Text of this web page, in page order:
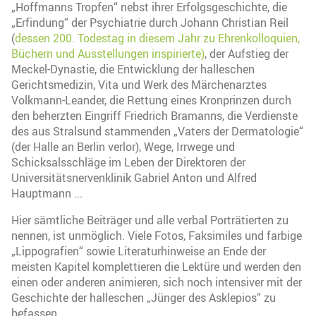
„Hoffmanns Tropfen“ nebst ihrer Erfolgsgeschichte, die
„Erfindung“ der Psychiatrie durch Johann Christian Reil
(dessen 200. Todestag in diesem Jahr zu Ehrenkolloquien,
Büchern und Ausstellungen inspirierte), der Aufstieg der
Meckel-Dynastie, die Entwicklung der halleschen
Gerichtsmedizin, Vita und Werk des Märchenarztes
Volkmann-Leander, die Rettung eines Kronprinzen durch
den beherzten Eingriff Friedrich Bramanns, die Verdienste
des aus Stralsund stammenden „Vaters der Dermatologie“
(der Halle an Berlin verlor), Wege, Irrwege und
Schicksalsschläge im Leben der Direktoren der
Universitätsnervenklinik Gabriel Anton und Alfred
Hauptmann ...
Hier sämtliche Beiträger und alle verbal Porträtierten zu
nennen, ist unmöglich. Viele Fotos, Faksimiles und farbige
„Lippografien“ sowie Literaturhinweise an Ende der
meisten Kapitel komplettieren die Lektüre und werden den
einen oder anderen animieren, sich noch intensiver mit der
Geschichte der halleschen „Jünger des Asklepios“ zu